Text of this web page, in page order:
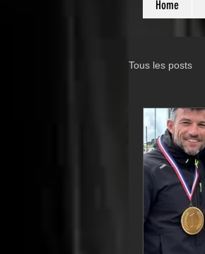
Home
Tous les posts
Gunboat
VOR60
F18